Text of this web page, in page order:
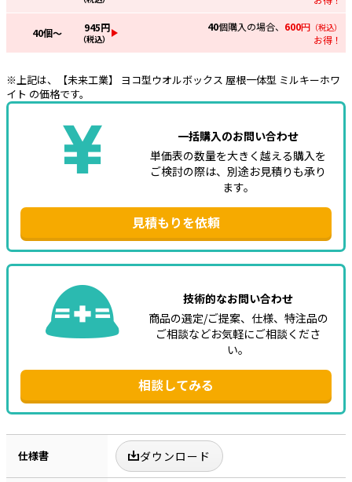
40個～ 945円
（税込）
40個購入の場合、 600円 （税込）
お得！
※上記は、【未来工業】 ヨコ型ウオルボックス 屋根一体型 ミルキーホワ
イト の価格です。
一括購入のお問い合わせ
単価表の数量を大きく越える購入を
ご検討の際は、別途お見積りも承り
ます。
見積もりを依頼
技術的なお問い合わせ
商品の選定/ご提案、仕様、特注品の
ご相談などお気軽にご相談くださ
い。
相談してみる
仕様書 ダウンロード